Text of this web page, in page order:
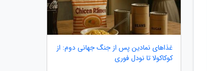
غذاهای نمادین پس از جنگ جهانی دوم: از
کوکاکولا تا نودل فوری